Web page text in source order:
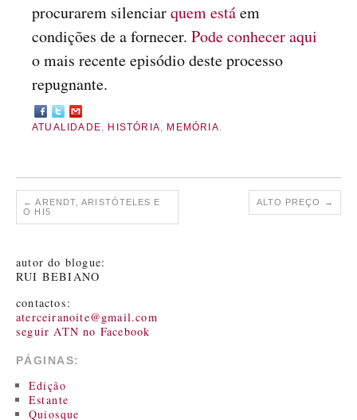
procurarem silenciarquem estáem
condições de a fornecer. Pode conhecer aqui
o mais recente episódio deste processo
repugnante.
ATUALIDADE, HISTÓRIA, MEMÓRIA.
← ARENDT, ARISTÓTELES E
O HI5
ALTO PREÇO →
autor do blogue:
RUI BEBIANO
contactos:
aterceiranoite@gmail.com
seguir ATN no Facebook
PÁGINAS:
Edição
Estante
Quiosque